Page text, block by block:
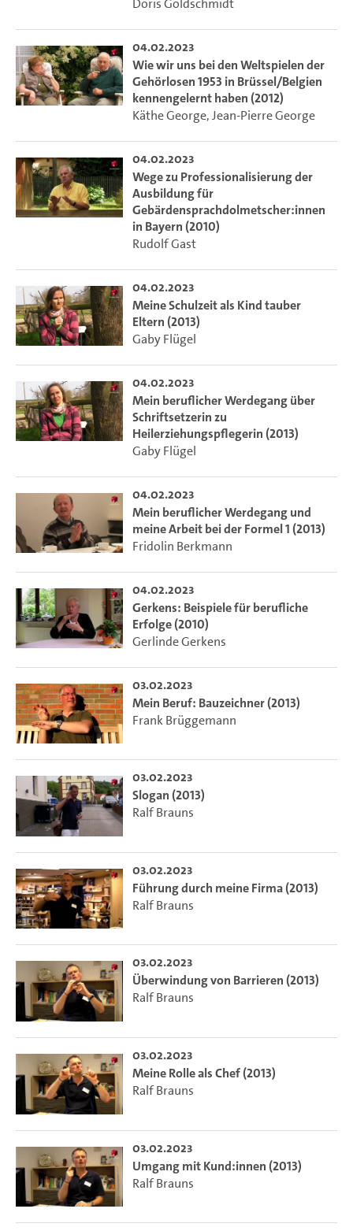
04.02.2023
Wie wir uns bei den Weltspielen der
Gehörlosen 1953 in Brüssel/Belgien
kennengelernt haben (2012)
Käthe George,Jean-Pierre George
04.02.2023
Wege zu Professionalisierung der
Ausbildung für
Gebärdensprachdolmetscher:innen
in Bayern (2010)
Rudolf Gast
04.02.2023
Meine Schulzeit als Kind tauber
Eltern (2013)
Gaby Flügel
04.02.2023
Mein beruflicher Werdegang über
Schriftsetzerin zu
Heilerziehungspflegerin (2013)
Gaby Flügel
04.02.2023
Mein beruflicher Werdegang und
meine Arbeit bei der Formel 1 (2013)
Fridolin Berkmann
04.02.2023
Gerkens: Beispiele für berufliche
Erfolge (2010)
Gerlinde Gerkens
03.02.2023
Mein Beruf: Bauzeichner (2013)
Frank Brüggemann
03.02.2023
Slogan (2013)
Ralf Brauns
03.02.2023
Führung durch meine Firma (2013)
Ralf Brauns
03.02.2023
Überwindung von Barrieren (2013)
Ralf Brauns
03.02.2023
Meine Rolle als Chef (2013)
Ralf Brauns
03.02.2023
Umgang mit Kund:innen (2013)
Ralf Brauns